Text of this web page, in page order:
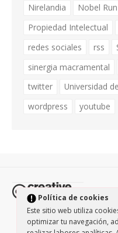
Política de cookies
Este sitio web utiliza
optimizar tu navegación,
Nirelandia
Nobel Run
Propiedad Intelectual
redes sociales
rss
sinergia macramental
twitter
Universidad
wordpress
youtube
Todos
protegidos por la
NonCommercial-